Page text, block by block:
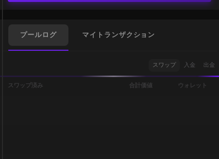
プールログ マイトランザクション
スワップ 入金 出金
スワップ済み 合計価値 ウォレット